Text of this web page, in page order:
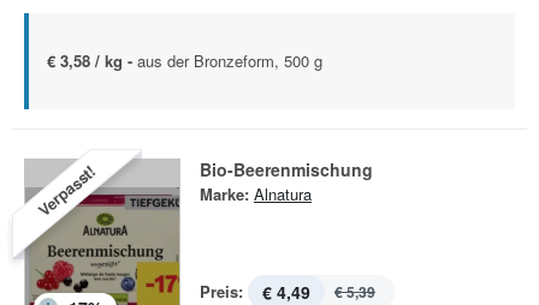
€ 3,58 / kg - aus der Bronzeform, 500 g
Verpasst! Bio-Beerenmischung
Marke: Alnatura
Preis: € 4,49 € 5,39